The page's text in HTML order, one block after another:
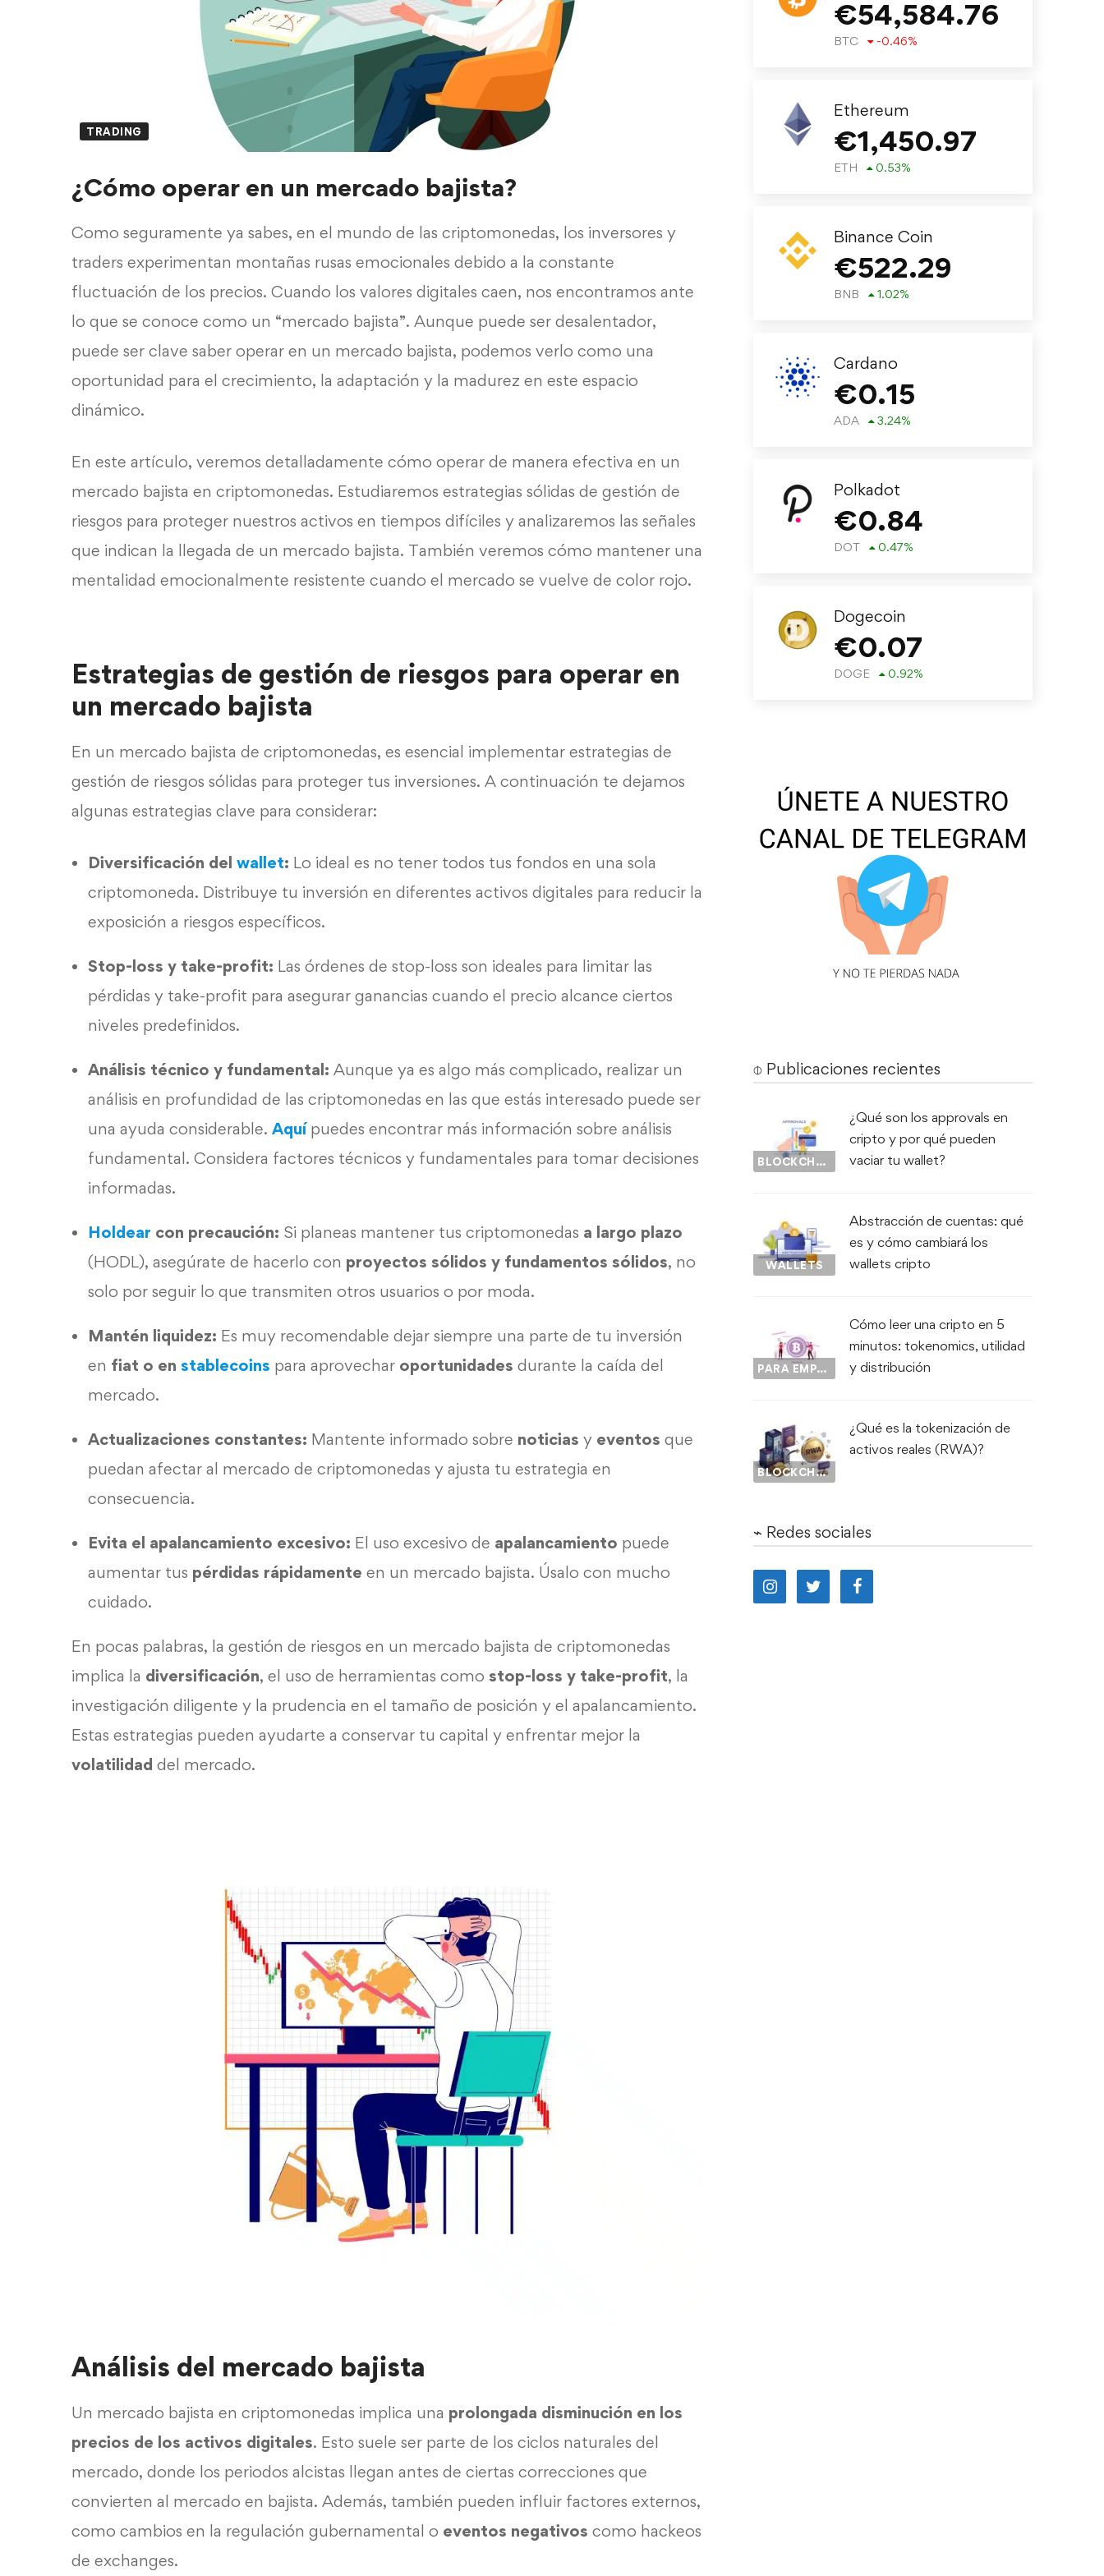
TRADING
¿Cómo operar en un mercado bajista?
Como seguramente ya sabes, en el mundo de las criptomonedas, los inversores y
traders experimentan montañas rusas emocionales debido a la constante
fluctuación de los precios. Cuando los valores digitales caen, nos encontramos ante
lo que se conoce como un “mercado bajista”. Aunque puede ser desalentador,
puede ser clave saber operar en un mercado bajista, podemos verlo como una
oportunidad para el crecimiento, la adaptación y la madurez en este espacio
dinámico.
En este artículo, veremos detalladamente cómo operar de manera efectiva en un
mercado bajista en criptomonedas. Estudiaremos estrategias sólidas de gestión de
riesgos para proteger nuestros activos en tiempos difíciles y analizaremos las señales
que indican la llegada de un mercado bajista. También veremos cómo mantener una
mentalidad emocionalmente resistente cuando el mercado se vuelve de color rojo.
Estrategias de gestión de riesgos para operar en
un mercado bajista
En un mercado bajista de criptomonedas, es esencial implementar estrategias de
gestión de riesgos sólidas para proteger tus inversiones. A continuación te dejamos
algunas estrategias clave para considerar:
Diversificación del wallet: Lo ideal es no tener todos tus fondos en una sola
criptomoneda. Distribuye tu inversión en diferentes activos digitales para reducir la
exposición a riesgos específicos.
Stop-loss y take-profit: Las órdenes de stop-loss son ideales para limitar las
pérdidas y take-profit para asegurar ganancias cuando el precio alcance ciertos
niveles predefinidos.
Análisis técnico y fundamental: Aunque ya es algo más complicado, realizar un
análisis en profundidad de las criptomonedas en las que estás interesado puede ser
una ayuda considerable. Aquípuedes encontrar más información sobre análisis
fundamental. Considera factores técnicos y fundamentales para tomar decisiones
informadas.
Holdear con precaución: Si planeas mantener tus criptomonedas a largo plazo
(HODL), asegúrate de hacerlo con proyectos sólidos y fundamentos sólidos, no
solo por seguir lo que transmiten otros usuarios o por moda.
Mantén liquidez: Es muy recomendable dejar siempre una parte de tu inversión
en fiat o en stablecoins para aprovechar oportunidades durante la caída del
mercado.
Actualizaciones constantes: Mantente informado sobre noticias y eventos que
puedan afectar al mercado de criptomonedas y ajusta tu estrategia en
consecuencia.
Evita el apalancamiento excesivo: El uso excesivo de apalancamiento puede
aumentar tus pérdidas rápidamente en un mercado bajista. Úsalo con mucho
cuidado.
En pocas palabras, la gestión de riesgos en un mercado bajista de criptomonedas
implica la diversificación, el uso de herramientas como stop-loss y take-profit, la
investigación diligente y la prudencia en el tamaño de posición y el apalancamiento.
Estas estrategias pueden ayudarte a conservar tu capital y enfrentar mejor la
volatilidad del mercado.
Análisis del mercado bajista
Un mercado bajista en criptomonedas implica una prolongada disminución en los
precios de los activos digitales. Esto suele ser parte de los ciclos naturales del
mercado, donde los periodos alcistas llegan antes de ciertas correcciones que
convierten al mercado en bajista. Además, también pueden influir factores externos,
como cambios en la regulación gubernamental o eventos negativos como hackeos
de exchanges.
€54,584.76
BTC -0.46%
Ethereum
€1,450.97
ETH 0.53%
Binance Coin
€522.29
BNB 1.02%
Cardano
€0.15
ADA 3.24%
Polkadot
€0.84
DOT 0.47%
Dogecoin
€0.07
DOGE 0.92%
⌽ Publicaciones recientes
BLOCKCHAIN
¿Qué son los approvals en
cripto y por qué pueden
vaciar tu wallet?
WALLETS
Abstracción de cuentas: qué
es y cómo cambiará los
wallets cripto
PARA EMPEZAR...
Cómo leer una cripto en 5
minutos: tokenomics, utilidad
y distribución
BLOCKCHAIN
¿Qué es la tokenización de
activos reales (RWA)?
⌁ Redes sociales